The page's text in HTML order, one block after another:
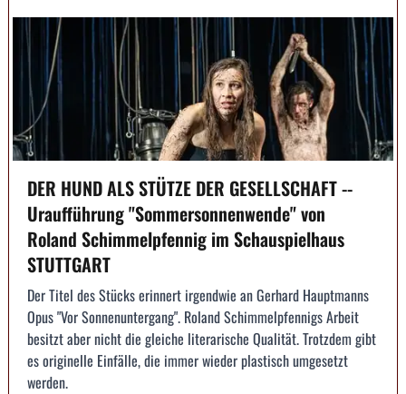
DER HUND ALS STÜTZE DER GESELLSCHAFT --
Uraufführung "Sommersonnenwende" von
Roland Schimmelpfennig im Schauspielhaus
STUTTGART
Der Titel des Stücks erinnert irgendwie an Gerhard Hauptmanns
Opus "Vor Sonnenuntergang". Roland Schimmelpfennigs Arbeit
besitzt aber nicht die gleiche literarische Qualität. Trotzdem gibt
es originelle Einfälle, die immer wieder plastisch umgesetzt
werden.